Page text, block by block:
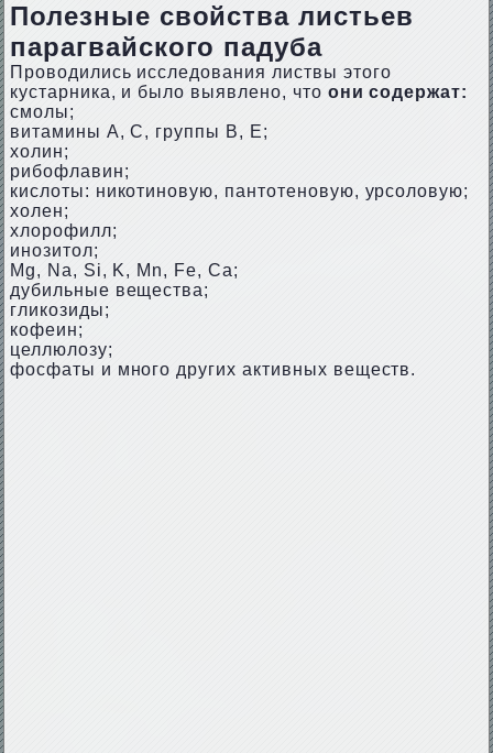
Полезные свойства листьев
парагвайского падуба
Проводились исследования листвы этого
кустарника, и было выявлено, что они содержат:
смолы;
витамины А, С, группы В, Е;
холин;
рибофлавин;
кислоты: никотиновую, пантотеновую, урсоловую;
холен;
хлорофилл;
инозитол;
Mg, Na, Si, K, Mn, Fe, Ca;
дубильные вещества;
гликозиды;
кофеин;
целлюлозу;
фосфаты и много других активных веществ.